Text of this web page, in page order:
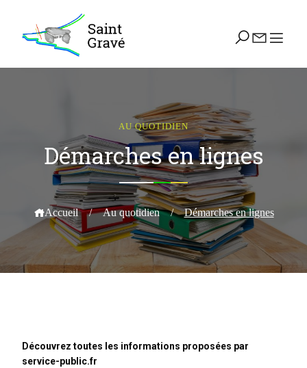
AU QUOTIDIEN
Démarches en lignes
Accueil / Au quotidien / Démarches en lignes
Découvrez toutes les informations proposées par
service-public.fr